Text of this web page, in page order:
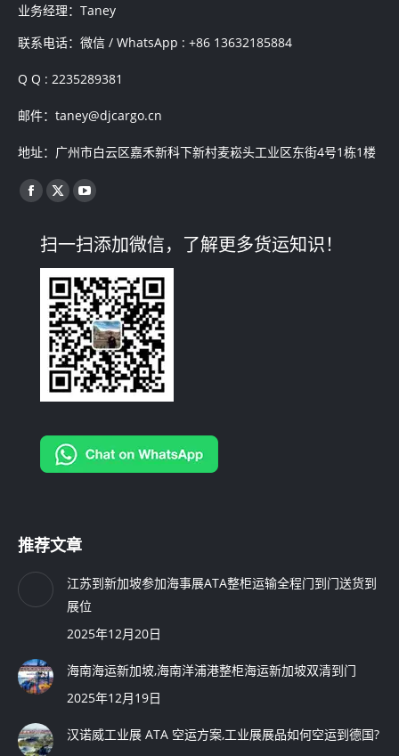
业务经理：Taney
联系电话：微信 / WhatsApp : +86 13632185884
Q Q : 2235289381
邮件：taney@djcargo.cn
地址：广州市白云区嘉禾新科下新村麦崧头工业区东街4号1栋1楼
找到我们：
Facebook
opens
in
new
window
X
opens
in
new
window
YouTube
opens
in
new
window
扫一扫添加微信，了解更多货运知识！
推荐文章
江苏到新加坡参加海事展ATA整柜运输全程门到门送货到
展位
2025年12月20日
海南海运新加坡,海南洋浦港整柜海运新加坡双清到门
2025年12月19日
汉诺威工业展 ATA 空运方案,工业展展品如何空运到德国?